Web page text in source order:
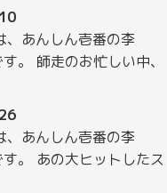
、あんしん壱番の李
す。 師走のお忙しい中、
、あんしん壱番の李
す。 あの大ヒットしたス